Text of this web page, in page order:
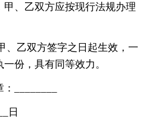
、乙双方应按现行法规办理
、乙双方签字之日起生效，一
份，具有同等效力。
________
日